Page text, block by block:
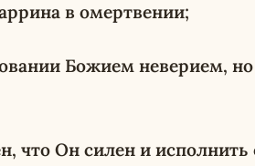
в омертвении;
Божием неверием,
что Он силен и